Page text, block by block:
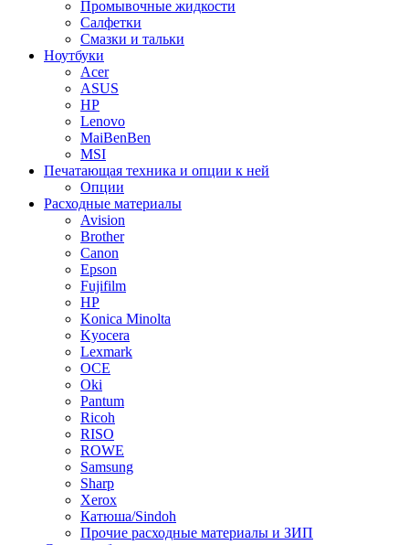
Промывочные жидкости
Салфетки
Смазки и тальки
Ноутбуки
Acer
ASUS
HP
Lenovo
MaiBenBen
MSI
Печатающая техника и опции к ней
Опции
Расходные материалы
Avision
Brother
Canon
Epson
Fujifilm
HP
Konica Minolta
Kyocera
Lexmark
OCE
Oki
Pantum
Ricoh
RISO
ROWE
Samsung
Sharp
Xerox
Катюша/Sindoh
Прочие расходные материалы и ЗИП